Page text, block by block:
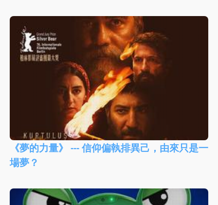
《夢的力量》 --- 信仰偏執排異己，由來只是一
場夢？